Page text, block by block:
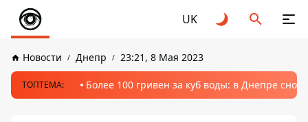
UK
Новости Днепр 23:21, 8 Мая 2023
ТОПТЕМА: Более 100 гривен за куб воды: в Днепре